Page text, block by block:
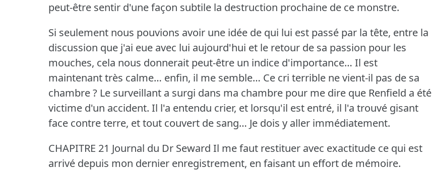
peut-être sentir d'une façon subtile la destruction prochaine de ce monstre.
Si seulement nous pouvions avoir une idée de qui lui est passé par la tête, entre la
discussion que j'ai eue avec lui aujourd'hui et le retour de sa passion pour les
mouches, cela nous donnerait peut-être un indice d'importance… Il est
maintenant très calme… enfin, il me semble… Ce cri terrible ne vient-il pas de sa
chambre ? Le surveillant a surgi dans ma chambre pour me dire que Renfield a été
victime d'un accident. Il l'a entendu crier, et lorsqu'il est entré, il l'a trouvé gisant
face contre terre, et tout couvert de sang… Je dois y aller immédiatement.
CHAPITRE 21 Journal du Dr Seward Il me faut restituer avec exactitude ce qui est
arrivé depuis mon dernier enregistrement, en faisant un effort de mémoire.